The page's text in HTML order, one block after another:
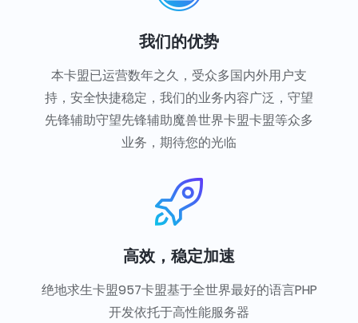
我们的优势
本卡盟已运营数年之久，受众多国内外用户支
持，安全快捷稳定，我们的业务内容广泛，守望
先锋辅助守望先锋辅助魔兽世界卡盟卡盟等众多
业务，期待您的光临
高效，稳定加速
绝地求生卡盟957卡盟基于全世界最好的语言PHP
开发依托于高性能服务器